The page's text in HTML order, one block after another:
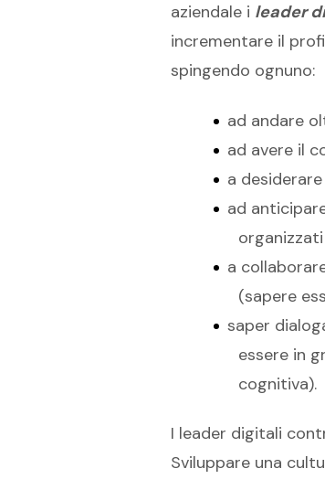
aziendale i leader
incrementare il
spingendo ognuno:
ad andare
ad avere il
a
ad
a
(sapere
saper
essere in
cognitiva).
I leader digitali
Sviluppare una